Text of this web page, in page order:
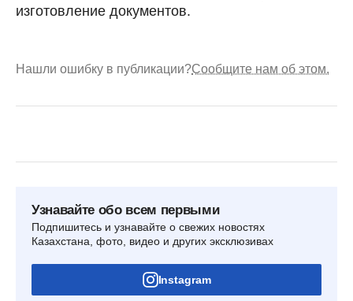
изготовление документов.
Нашли ошибку в публикации?Сообщите нам об этом.
Узнавайте обо всем первыми
Подпишитесь и узнавайте о свежих новостях
Казахстана, фото, видео и других эксклюзивах
Instagram